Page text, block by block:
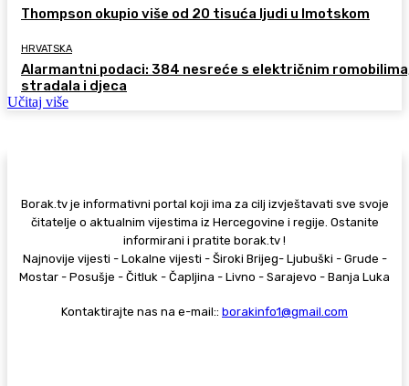
Thompson okupio više od 20 tisuća ljudi u Imotskom
HRVATSKA
Alarmantni podaci: 384 nesreće s električnim
stradala i djeca
Učitaj više
Borak.tv je informativni portal koji ima za cilj izvještavati sve svoje
čitatelje o aktualnim vijestima iz Hercegovine i regije. Ostanite
informirani i pratite borak.tv !
Najnovije vijesti - Lokalne vijesti - Široki Brijeg- Ljubuški - Grude -
Mostar - Posušje - Čitluk - Čapljina - Livno - Sarajevo - Banja Luka
Kontaktirajte nas na e-mail:: borakinfo1@gmail.com